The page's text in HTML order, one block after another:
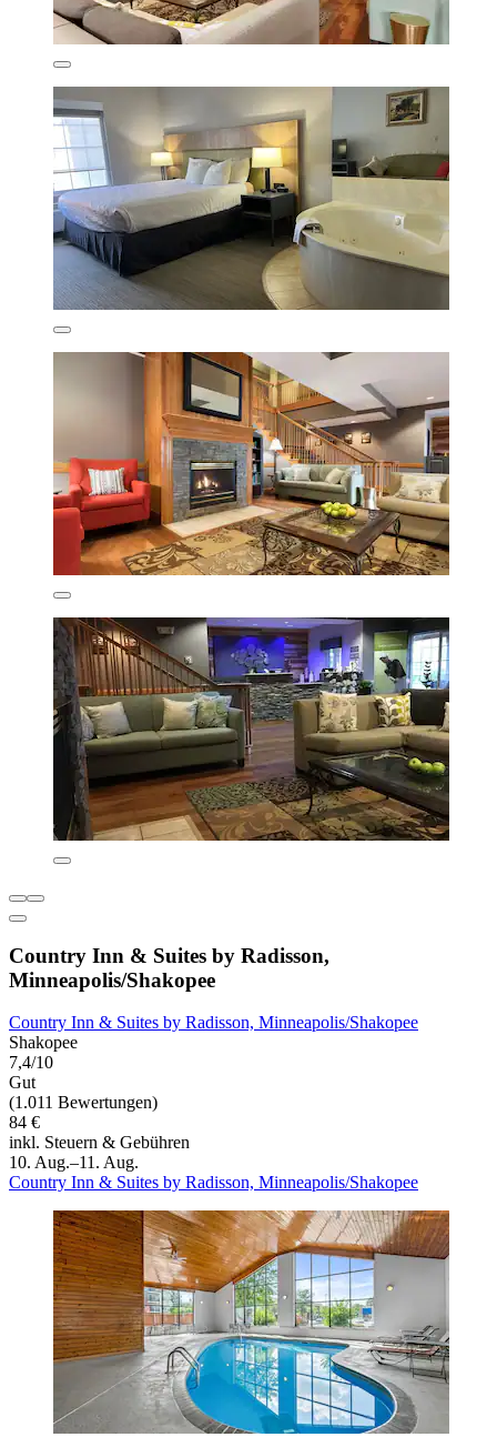
Country Inn & Suites by Radisson,
Minneapolis/Shakopee
Country Inn & Suites by Radisson, Minneapolis/Shakopee
Shakopee
7,4/10
Gut
(1.011 Bewertungen)
84 €
inkl. Steuern & Gebühren
10. Aug.–11. Aug.
Country Inn & Suites by Radisson, Minneapolis/Shakopee